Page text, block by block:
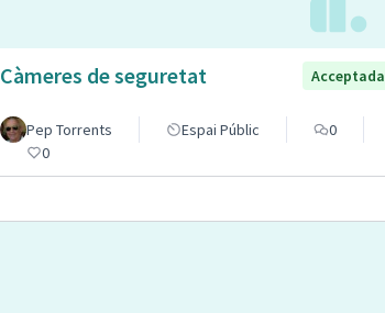
Càmeres de seguretat Acceptada
Pep Torrents Espai Públic
0
0